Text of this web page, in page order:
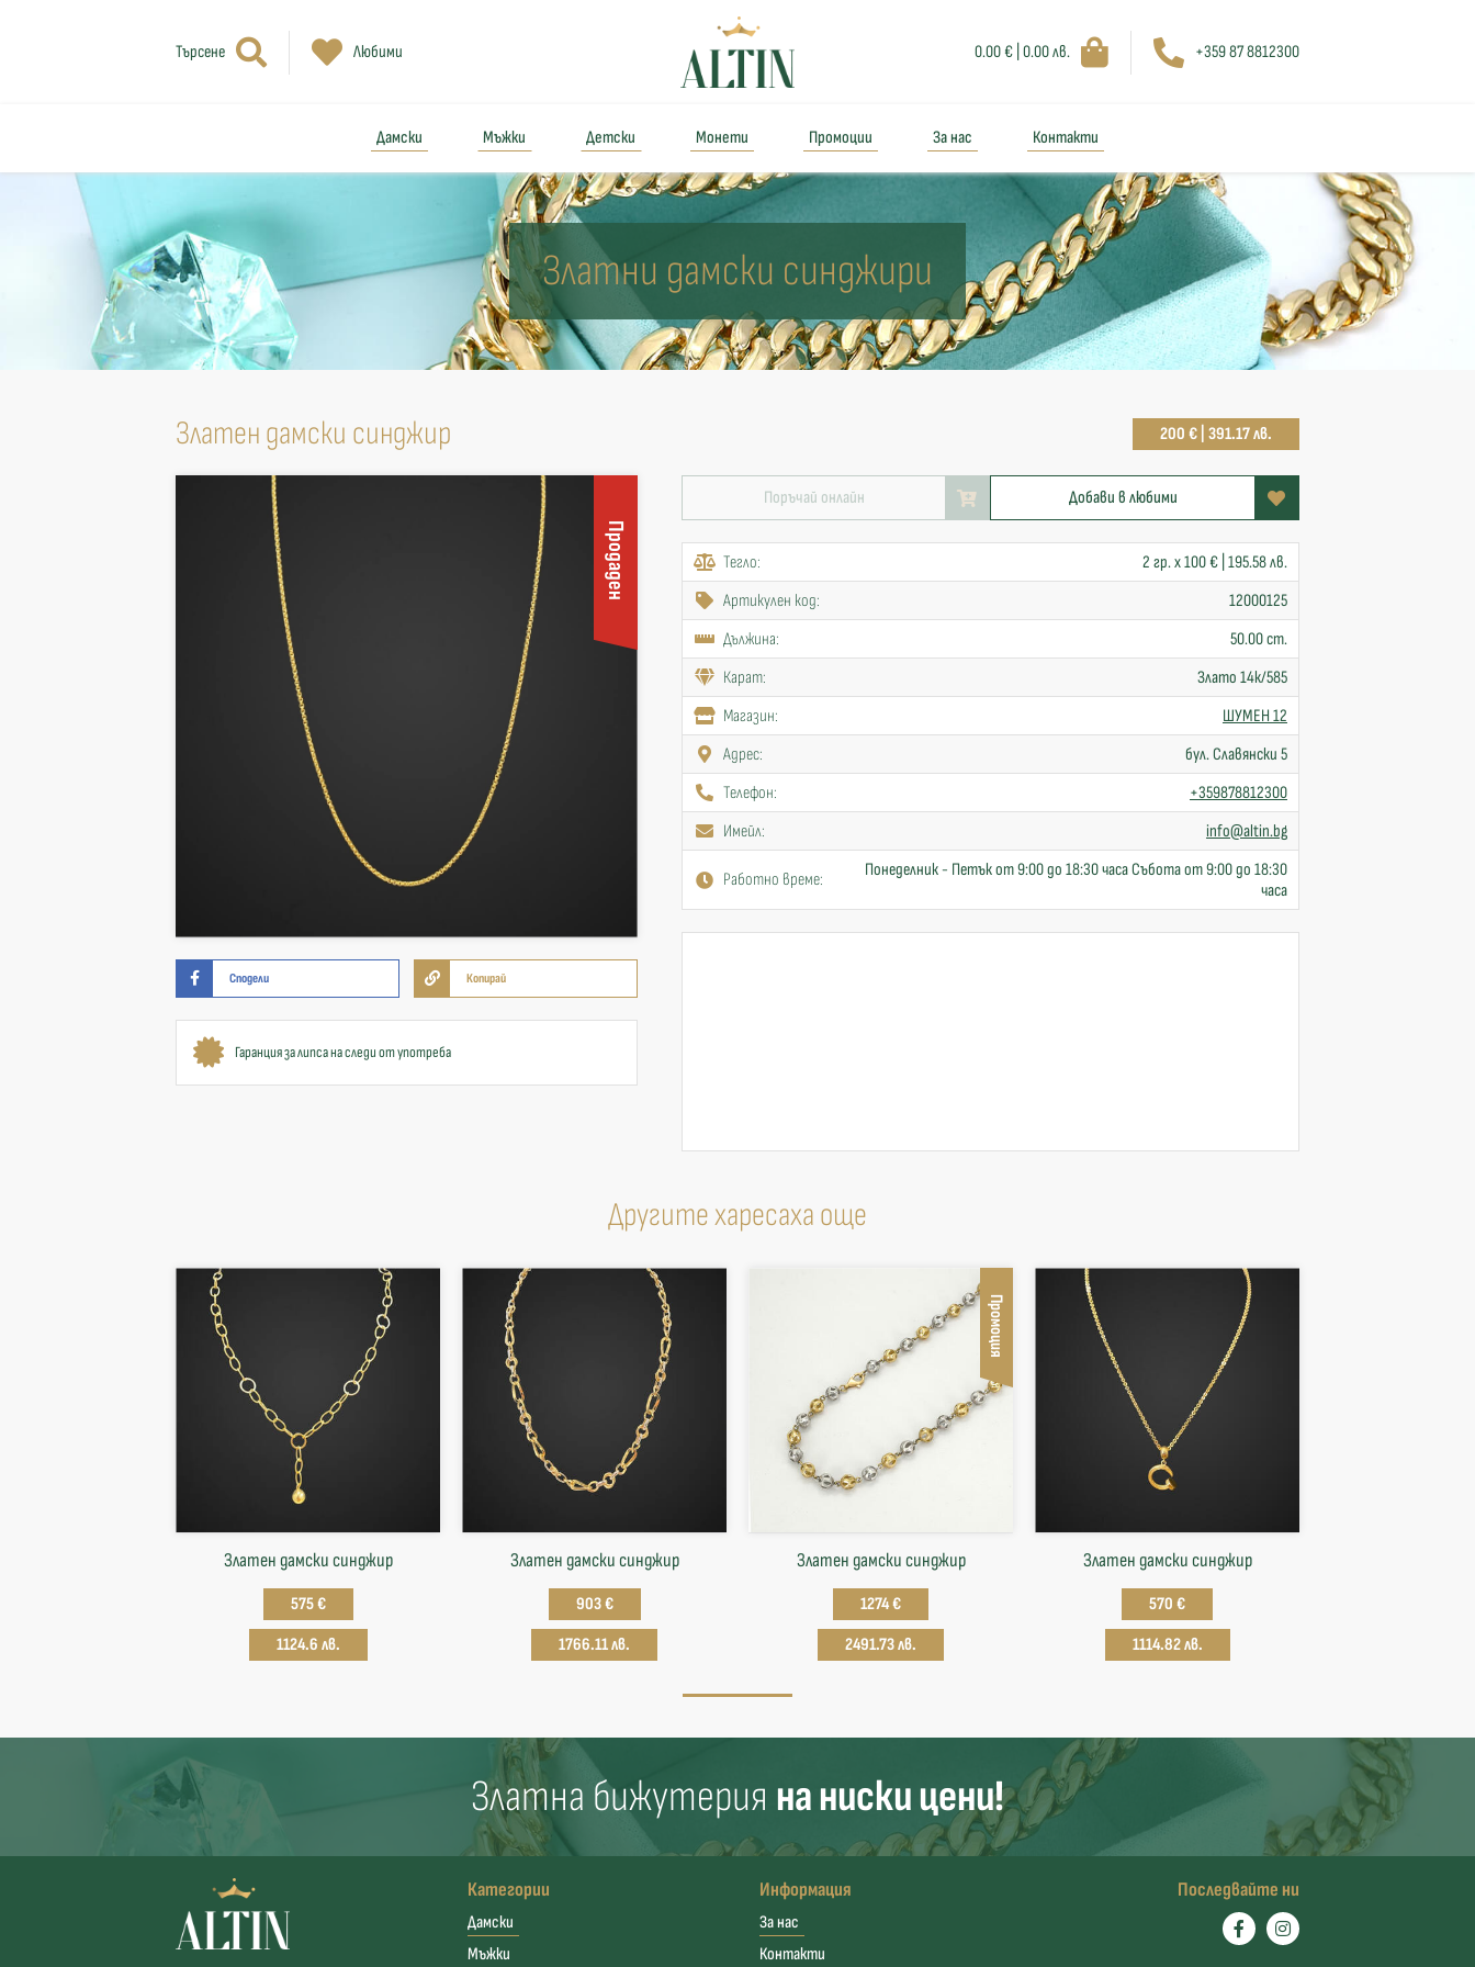
Търсене Любими 0.00 € | 0.00 лв. +359 87 8812300
Дамски Мъжки Детски Монети Промоции За нас Контакти
Златни дамски синджири
Златен дамски синджир 200 € | 391.17 лв.
Продаден
Сподели Копирай
Гаранция за липса на следи от употреба
Поръчай онлайн Добави в любими
Тегло:
2 гр. x 100 € | 195.58 лв.
Артикулен код:
12000125
Дължина:
50.00 cm.
Карат:
Злато 14к/585
Mагазин:
ШУМЕН 12
Адрес:
бул. Славянски 5
Телефон:
+359878812300
Имейл:
info@altin.bg
Работно време:
Понеделник - Петък от 9:00 до 18:30 часа Събота от 9:00 до 18:30
часа
Другите харесаха още
Златен дамски синджир
575 €
1124.6 лв.
Златен дамски синджир
903 €
1766.11 лв.
Промоция
Златен дамски синджир
1274 €
2491.73 лв.
Златен дамски синджир
570 €
1114.82 лв.
Златна бижутерия на ниски цени!
Категории
Дамски
Мъжки
Информация
За нас
Контакти
Последвайте ни